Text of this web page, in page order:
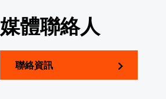
媒體聯絡人
聯絡資訊